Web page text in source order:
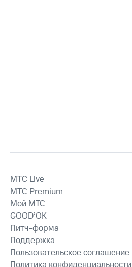
MTС Live
MTС Premium
Мой МТС
GOOD’OK
Питч-форма
Поддержка
Пользовательское соглашение